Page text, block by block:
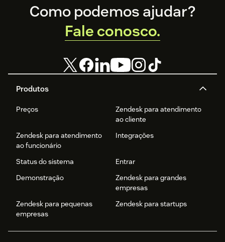
Footer
Produtos
Preços
Zendesk para atendimento
ao cliente
Zendesk para atendimento
ao funcionário
Integrações
Status do sistema
Entrar
Demonstração
Zendesk para grandes
empresas
Zendesk para pequenas
empresas
Zendesk para startups
Como podemos ajudar?
Fale conosco.